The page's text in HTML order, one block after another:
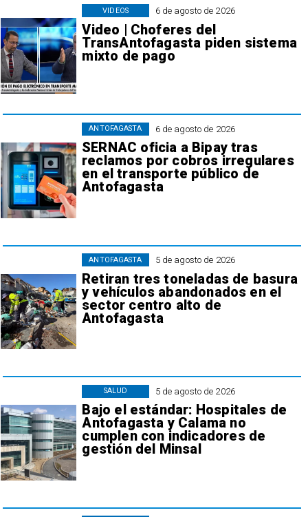
6 de agosto de 2026
Video | Choferes del
TransAntofagasta piden sistema
mixto de pago
VIDEOS
6 de agosto de 2026
SERNAC oficia a Bipay tras
reclamos por cobros irregulares
en el transporte público de
Antofagasta
ANTOFAGASTA
5 de agosto de 2026
Retiran tres toneladas de basura
y vehículos abandonados en el
sector centro alto de
Antofagasta
ANTOFAGASTA
5 de agosto de 2026
Bajo el estándar: Hospitales de
Antofagasta y Calama no
cumplen con indicadores de
gestión del Minsal
SALUD